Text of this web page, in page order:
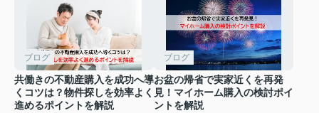
ブログ
共働きの不動産購入を成功へ導
くコツは？物件探しを効率よく
進めるポイントを解説
ブログ
お盆の帰省で実家近くを再発
見！マイホーム購入の検討ポイ
ントを解説